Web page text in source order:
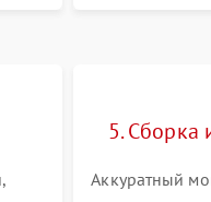
5. Сборка
Аккуратный